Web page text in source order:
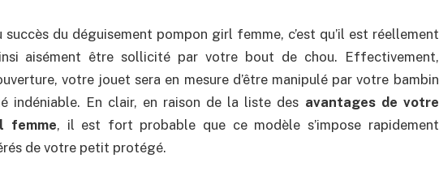
du déguisement pompon girl femme, c’est qu’il est réellement
aisément être sollicité par votre bout de chou. Effectivement,
votre jouet sera en mesure d’être manipulé par votre bambin
indéniable. En clair, en raison de la liste des avantages de votre
femme, il est fort probable que ce modèle s’impose rapidement
de votre petit protégé.